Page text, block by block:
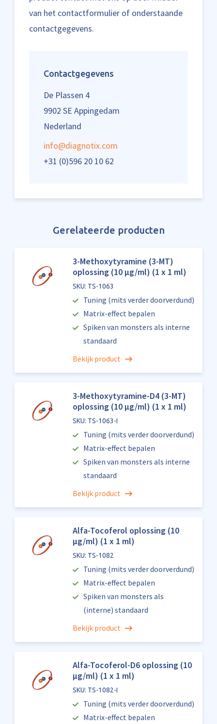
van het contactformulier of onderstaande
contactgegevens.
Contactgegevens
De Plassen 4
9902 SE Appingedam
Nederland
info@diagnotix.com
+31 (0)596 20 10 62
Gerelateerde producten
3-Methoxytyramine (3-MT)
oplossing (10 µg/ml) (1 x 1 ml)
SKU: TS-1063
Tuning (mits verder doorverdund)
Matrix-effect bepalen
Spiken van monsters als interne
standaard
Bekijk product
3-Methoxytyramine-D4 (3-MT)
oplossing (10 µg/ml) (1 x 1 ml)
SKU: TS-1063-I
Tuning (mits verder doorverdund)
Matrix-effect bepalen
Spiken van monsters als interne
standaard
Bekijk product
Alfa-Tocoferol oplossing (10
µg/ml) (1 x 1 ml)
SKU: TS-1082
Tuning (mits verder doorverdund)
Matrix-effect bepalen
Spiken van monsters als
(interne) standaard
Bekijk product
Alfa-Tocoferol-D6 oplossing (10
µg/ml) (1 x 1 ml)
SKU: TS-1082-I
Tuning (mits verder doorverdund)
Matrix-effect bepalen